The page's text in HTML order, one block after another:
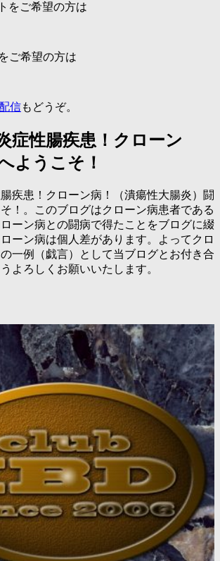
をご希望の方は
ご希望の方は
信もどうぞ。
症性腸疾患！クローン
ようこそ！
疾患！クローン病！（潰瘍性大腸炎）闘
！。このブログはクローン病患者である
ーン病との闘病で得たことをブログに綴
ーン病は個人差があります。よってクロ
一例（戯言）として当ブログとお付き合
よろしくお願いいたします。